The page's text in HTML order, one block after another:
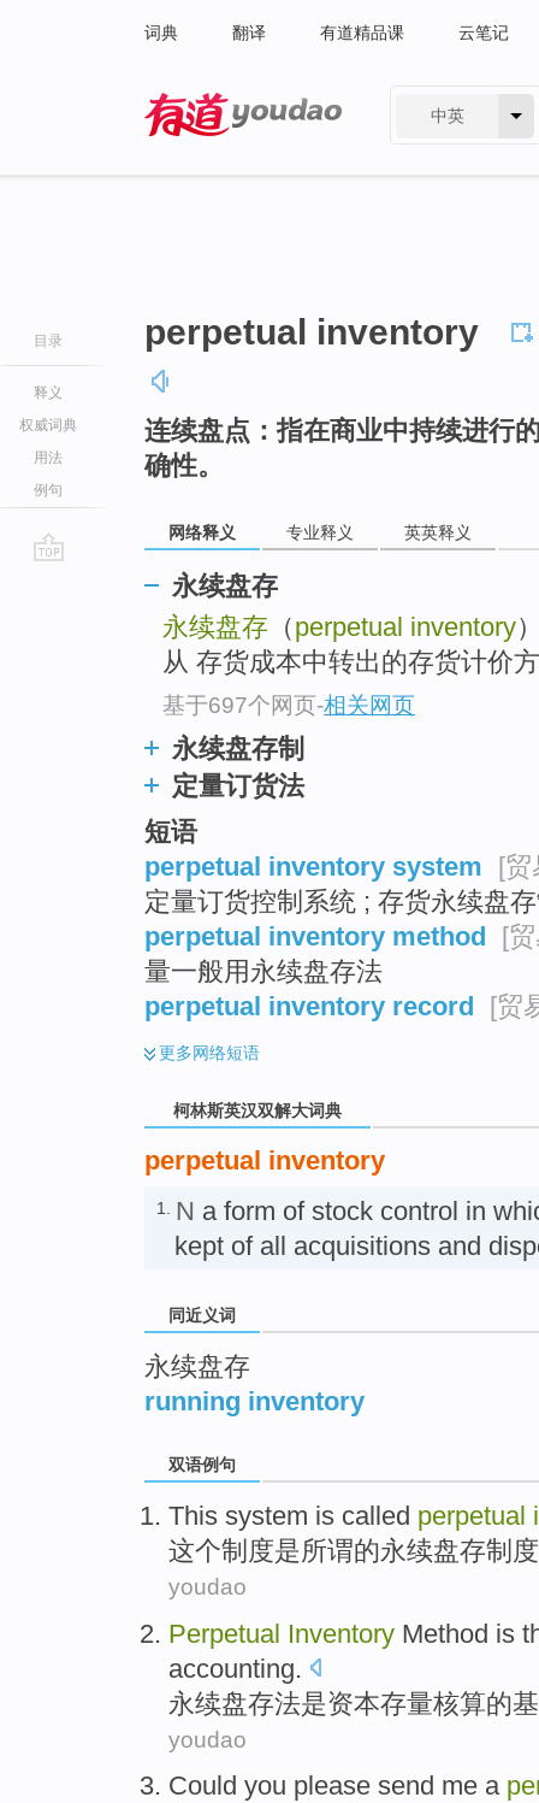
词典 翻译 有道精品课 云笔记
中英
目录
释义
权威词典
用法
例句
perpetual inventory
连续盘点：指在商业中持续进行
确性。
网络释义 专业释义 英英释义
永续盘存
永续盘存 （perpetual inventory
从 存货成本中转出的存货计价
基于697个网页-相关网页
永续盘存制
定量订货法
短语
perpetual inventory system
[
定量订货控制系统 ; 存货永续盘
perpetual inventory method
[
量一般用永续盘存法
perpetual inventory record
[贸
更多网络短语
柯林斯英汉双解大词典
perpetual inventory
1. N a form of stock control in
kept of all acquisitions and
同近义词
永续盘存
running inventory
双语例句
This system is called perpetual
这个制度是所谓的永续盘存制
youdao
Perpetual Inventory Method is
accounting.
永续盘存法是资本存量核算的
youdao
Could you please send me a